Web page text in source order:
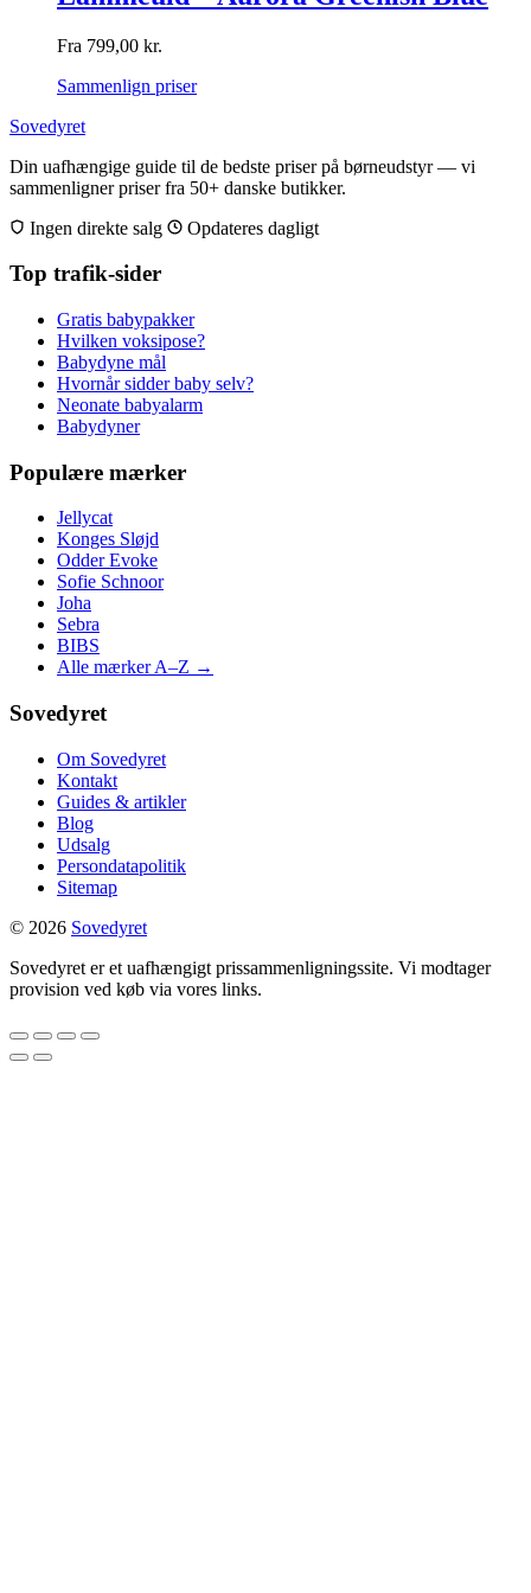
Fra 799,00 kr.
Sammenlign priser
Sovedyret
Din uafhængige guide til de bedste priser på børneudstyr — vi
sammenligner priser fra 50+ danske butikker.
Ingen direkte salg
Opdateres dagligt
Top trafik-sider
Gratis babypakker
Hvilken voksipose?
Babydyne mål
Hvornår sidder baby selv?
Neonate babyalarm
Babydyner
Populære mærker
Jellycat
Konges Sløjd
Odder Evoke
Sofie Schnoor
Joha
Sebra
BIBS
Alle mærker A–Z →
Sovedyret
Om Sovedyret
Kontakt
Guides & artikler
Blog
Udsalg
Persondatapolitik
Sitemap
© 2026 Sovedyret
Sovedyret er et uafhængigt prissammenligningssite. Vi modtager
provision ved køb via vores links.